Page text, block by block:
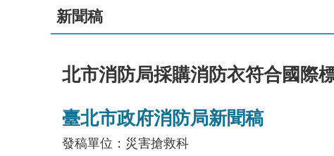
新聞稿
北市消防局採購消防衣符合國際
臺北市政府消防局新聞稿
發稿單位：災害搶救科